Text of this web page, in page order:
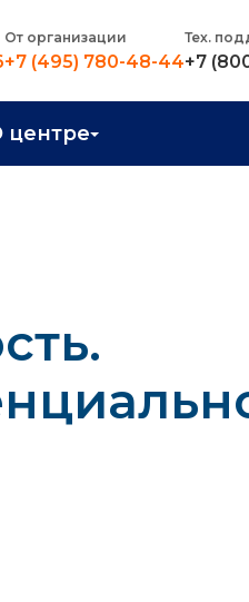
От организации
+7 (495) 780-48-44
Тех.
+7
центре